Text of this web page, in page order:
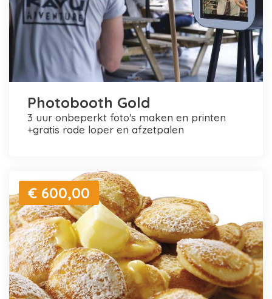
Photobooth Gold
3 uur onbeperkt foto's maken en printen
+gratis rode loper en afzetpalen
€ 600,00